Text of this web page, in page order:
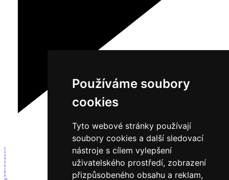
Používáme soubory
cookies
Tyto webové stránky používají
soubory cookies a další sledovací
nástroje s cílem vylepšení
uživatelského prostředí, zobrazení
přizpůsobeného obsahu a reklam,
1
2
3
4
5
6
7
8
9
10